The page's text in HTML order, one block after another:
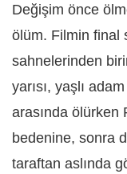
Değişim önce
ölüm. Filmin final
sahnelerinden
yarısı, yaşlı
arasında ölürken
bedenine, sonra
taraftan aslında